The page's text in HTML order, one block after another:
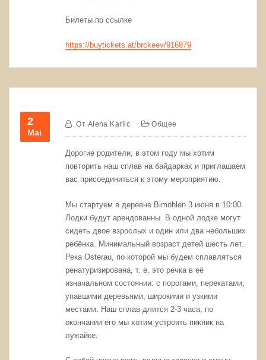
Билеты по ссылке
https://buytickets.at/brckeev/916879
2
Mai
От Alena Karlic Общее
Дорогие родители, в этом году мы хотим
повторить наш сплав на байдарках и приглашаем
вас присоединиться к этому мероприятию.
Мы стартуем в деревне Bimöhlen 3 июня в 10:00.
Лодки будут арендованны. В одной лодке могут
сидеть двое взрослых и один или два небольших
ребёнка. Минимальный возраст детей шесть лет.
Река Osterau, по которой мы будем сплавляться
ренатуризирована, т. е. это речка в её
изначальном состоянии: с порогами, перекатами,
упавшими деревьями, широкими и узкими
местами. Наш сплав длится 2-3 часа, по
окончании его мы хотим устроить пикник на
лужайке.